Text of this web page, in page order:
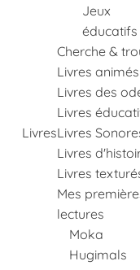
Jeux
éducatifs
Livres
Cherche &
Livres animés
Livres des
Livres
Livres
Livres
Livres
Mes
lectures
Moka
Hugimals